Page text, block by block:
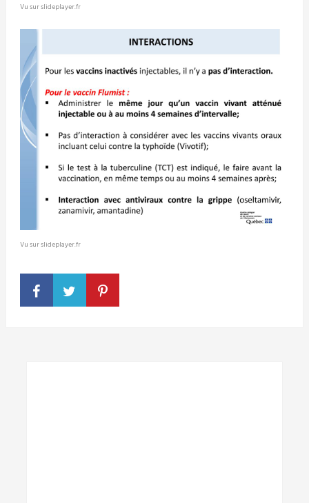
Vu sur slideplayer.fr
Vu sur slideplayer.fr